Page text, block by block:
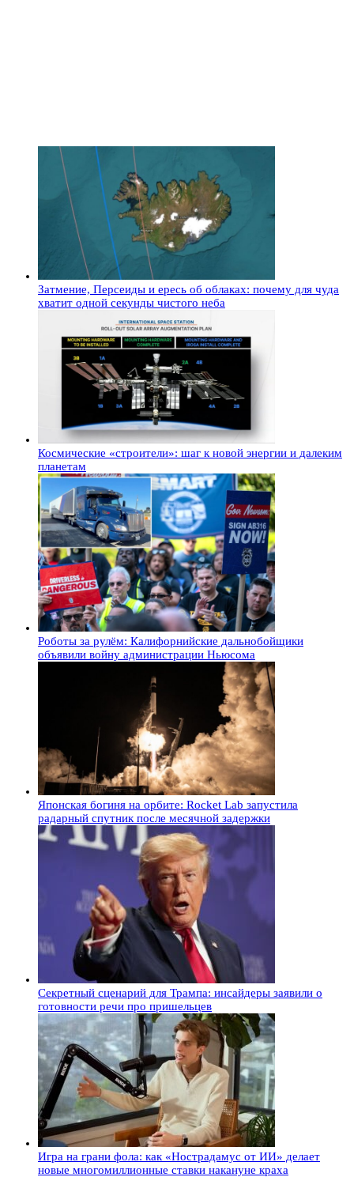
Затмение, Персеиды и ересь об облаках: почему для чуда
хватит одной секунды чистого неба
Космические «строители»: шаг к новой энергии и далеким
планетам
Роботы за рулём: Калифорнийские дальнобойщики
объявили войну администрации Ньюсома
Японская богиня на орбите: Rocket Lab запустила
радарный спутник после месячной задержки
Секретный сценарий для Трампа: инсайдеры заявили о
готовности речи про пришельцев
Игра на грани фола: как «Нострадамус от ИИ» делает
новые многомиллионные ставки накануне краха